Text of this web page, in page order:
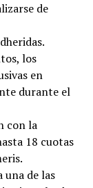
de
los
en
durante el
con la
18 cuotas
una de las